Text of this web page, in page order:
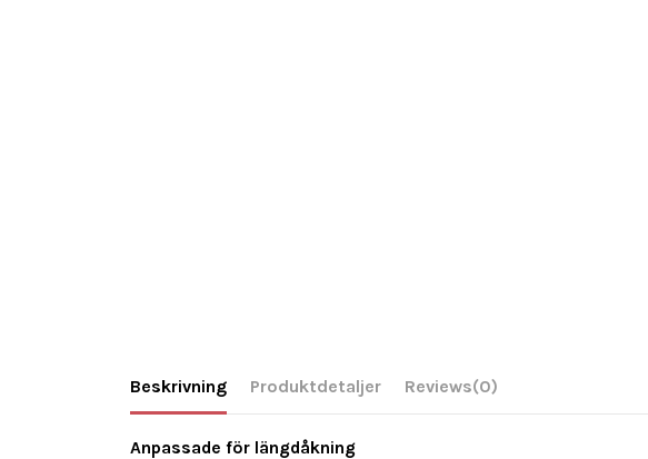
Beskrivning Produktdetaljer Reviews(0)
Anpassade för längdåkning